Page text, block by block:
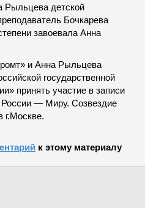
Рыльцева детской
Бочкарева
завоевала Анна
и Анна Рыльцева
государственной
принять участие в записи
России — Миру. Созвездие
г.Москве.
к этому материалу